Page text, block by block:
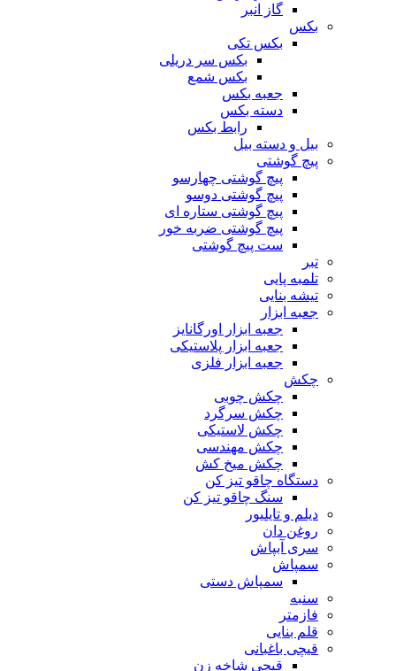
گاز انبر
بکس
بکس تکی
بکس سر دریلی
بکس شمع
جعبه بکس
دسته بکس
رابط بکس
بیل و دسته بیل
پیچ گوشتی
پیچ گوشتی چهارسو
پیچ گوشتی دوسو
پیچ گوشتی ستاره‌ ای
پیچ گوشتی ضربه خور
ست پیچ گوشتی
تبر
تلمبه پایی
تیشه بنایی
جعبه ابزار
جعبه ابزار اورگانایز
جعبه ابزار پلاستیکی
جعبه ابزار فلزی
چکش
چکش چوبی
چکش سرگرد
چکش لاستیکی
چکش مهندسی
چکش میخ کش
دستگاه چاقو تیز کن
سنگ چاقو تیز کن
دیلم و تایلیور
روغن دان
سری آبپاش
سمپاش
سمپاش دستی
سنبه
فازمتر
قلم بنایی
قیچی باغبانی
قیچی شاخه زن